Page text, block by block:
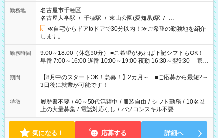
勤務地
名古屋市千種区
名古屋大学駅 / 千種駅 / 東山公園(愛知県)駅 / …
≪自宅からドアtoドアで30分以内！≫ご希望の勤務地を紹介
します。
勤務時間
9:00～18:00（休憩60分） ■ご希望があれば下記シフトもOK！
早番 7:00～16:00 遅番 10:00～19:00 夜勤 16:30～翌9:30 「家族
と休みを合わせたい」 「余裕を持って夕飯の準備がしたい」
「できれば残業はしたくない」 など、ご希望を教えてください
ね。 ※Wワーク希望の方へ 今ご覧のお仕事で希望する勤務時間
と、もう1つのお仕事の勤務時間。 合計で週40時間を超える場
合は応募できません。
期間
【8月中のスタートOK！急募！】2カ月～ ■ご応募から最短2～
3日後に就業が可能です！
特徴 履歴書不要 / 40～50代活躍中 / 服装自由 / シフト勤務 / 10名以
上の大量募集 / 電話対応なし / パソコンスキル不要
気になる！ 応募する 詳細へ